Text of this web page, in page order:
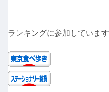
ランキングに参加しています